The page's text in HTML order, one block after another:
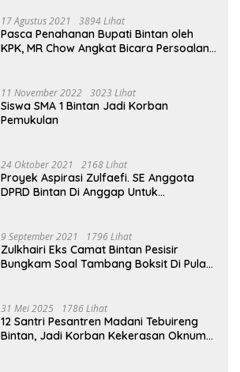
17 Agustus 2021 3894 Lihat
Pasca Penahanan Bupati Bintan oleh
KPK, MR Chow Angkat Bicara Persoalan
11 November 2022 3023 Lihat
Siswa SMA 1 Bintan Jadi Korban
Pemukulan
24 Oktober 2021 2168 Lihat
Proyek Aspirasi Zulfaefi. SE Anggota
DPRD Bintan Di Anggap Untuk
9 September 2021 1796 Lihat
Zulkhairi Eks Camat Bintan Pesisir
Bungkam Soal Tambang Boksit Di Pulau
31 Mei 2025 1786 Lihat
12 Santri Pesantren Madani Tebuireng
Bintan, Jadi Korban Kekerasan Oknum